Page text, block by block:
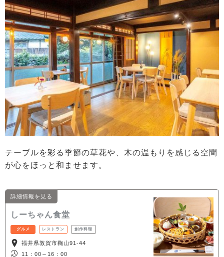
テーブルを彩る季節の草花や、木の温もりを感じる空間
が心をほっと和ませます。